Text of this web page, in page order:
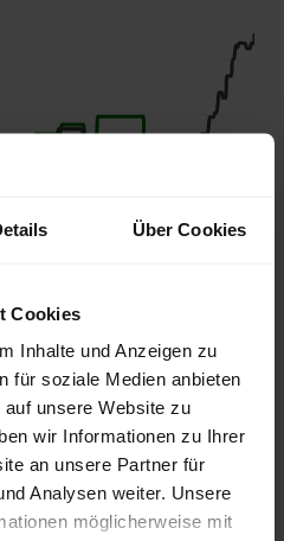
Über Cookies
Cookies
Inhalte und Anzeigen zu
für soziale Medien anbieten
unsere Website zu
wir Informationen zu Ihrer
an unsere Partner für
Analysen weiter. Unsere
möglicherweise mit
Sackware
Mai
für Holzpellets in Deutschland
unsererPelletspreise -Seite